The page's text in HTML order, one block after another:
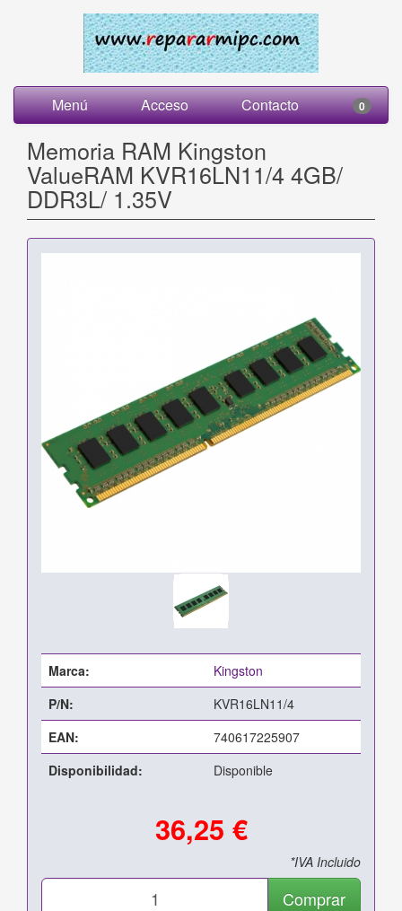
Menú Acceso Contacto 0
Memoria RAM Kingston
ValueRAM KVR16LN11/4 4GB/
DDR3L/ 1.35V
Marca:
Kingston
P/N:
KVR16LN11/4
EAN:
740617225907
Disponibilidad:
Disponible
36,25 €
*IVA Incluido
Comprar